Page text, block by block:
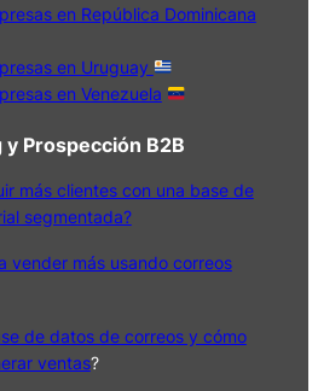
en República Dominicana
en Uruguay
en Venezuela
Prospección B2B
más clientes con una base de
segmentada?
vender más usando correos
de datos de correos y cómo
ventas?